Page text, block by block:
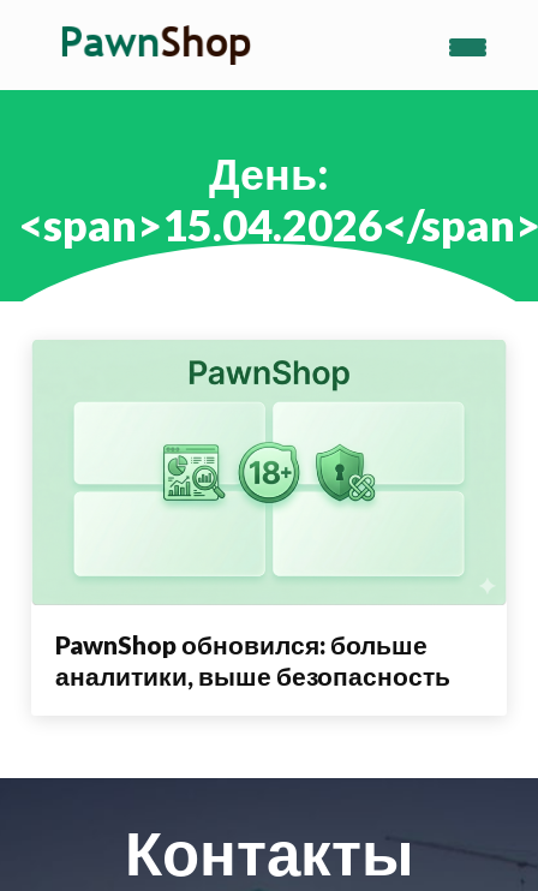
День:
<span>15.04.2026</
PawnShop обновился: больше
аналитики, выше безопасность
Контакты